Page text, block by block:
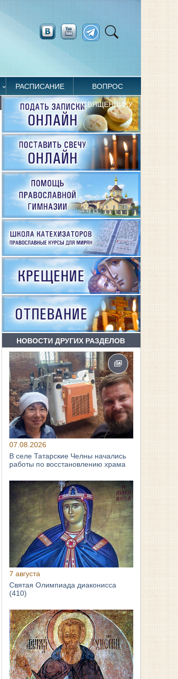
РАСПИСАНИЕ ВОПРОС
СВЯЩЕННИКУ
НОВОСТИ ДРУГИХ РАЗДЕЛОВ
07.08.2026
В селе Татарские Челны начались
работы по восстановлению храма
7 августа
Святая Олимпиада диаконисса
(410)